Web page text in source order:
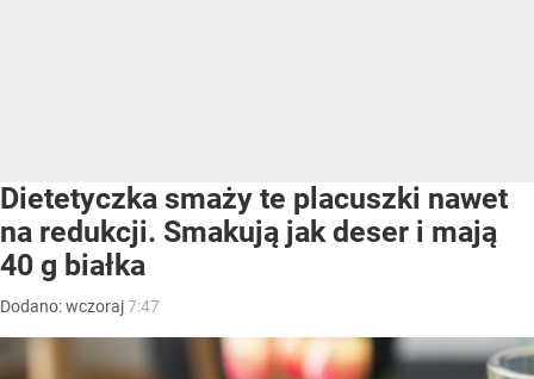
Dietetyczka smaży te placuszki nawet
na redukcji. Smakują jak deser i mają
40 g białka
Dodano:wczoraj7:47